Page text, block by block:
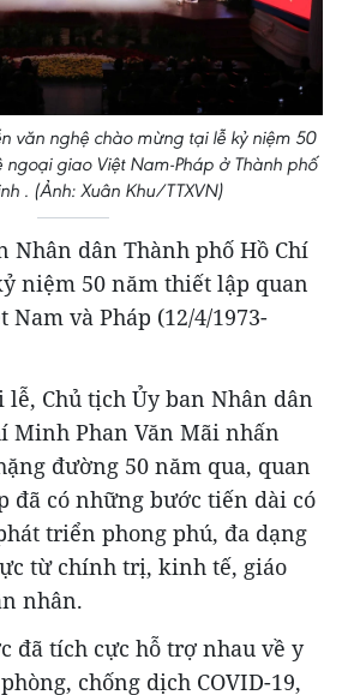
văn nghệ chào mừng tại lễ kỷ niệm 50
giao Việt Nam-Pháp ở Thành phố
. (Ảnh: Xuân Khu/TTXVN)
Nhân dân Thành phố Hồ Chí
niệm 50 năm thiết lập quan
Nam và Pháp (12/4/1973-
Chủ tịch Ủy ban Nhân dân
Minh Phan Văn Mãi nhấn
đường 50 năm qua, quan
đã có những bước tiến dài có
triển phong phú, đa dạng
từ chính trị, kinh tế, giáo
nhân.
đã tích cực hỗ trợ nhau về y
chống dịch COVID-19,